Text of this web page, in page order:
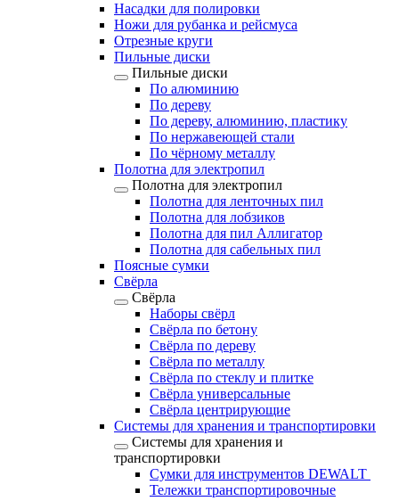
Насадки для полировки
Ножи для рубанка и рейсмуса
Отрезные круги
Пильные диски
Пильные диски
По алюминию
По дереву
По дереву, алюминию, пластику
По нержавеющей стали
По чёрному металлу
Полотна для электропил
Полотна для электропил
Полотна для ленточных пил
Полотна для лобзиков
Полотна для пил Аллигатор
Полотна для сабельных пил
Поясные сумки
Свёрла
Свёрла
Наборы свёрл
Свёрла по бетону
Свёрла по дереву
Свёрла по металлу
Свёрла по стеклу и плитке
Свёрла универсальные
Свёрла центрирующие
Системы для хранения и транспортировки
Системы для хранения и
транспортировки
Сумки для инструментов DEWALT
Тележки транспортировочные